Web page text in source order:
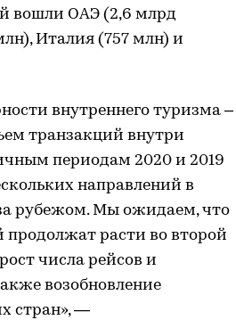
вошли ОАЭ (2,6 млрд
Италия (757 млн) и
внутреннего туризма –
транзакций внутри
периодам 2020 и 2019
направлений в
рубежом. Мы ожидаем, что
продолжат расти во второй
числа рейсов и
возобновление
стран», —